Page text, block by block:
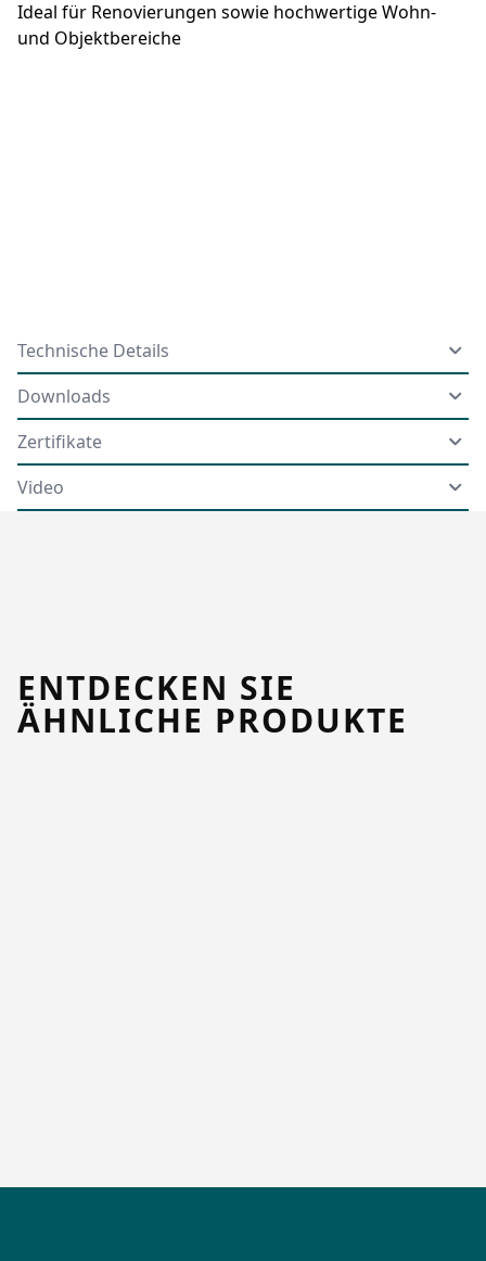
Ideal für Renovierungen sowie hochwertige Wohn-
und Objektbereiche
Technische Details
Downloads
Zertifikate
Video
ENTDECKEN SIE
ÄHNLICHE PRODUKTE